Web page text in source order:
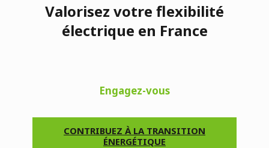
Valorisez votre flexibilité
électrique en France
Engagez-vous
CONTRIBUEZ À LA TRANSITION
ÉNERGÉTIQUE